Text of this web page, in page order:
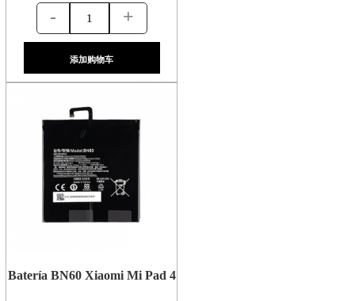
- +
添加购物车
Batería BN60 Xiaomi Mi Pad 4